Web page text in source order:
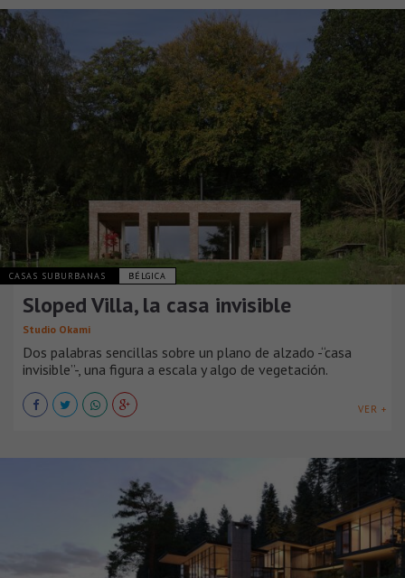
CASAS SUBURBANAS BÉLGICA
Sloped Villa, la casa invisible
Studio Okami
Dos palabras sencillas sobre un plano de alzado -“casa
invisible”-, una figura a escala y algo de vegetación.
VER +